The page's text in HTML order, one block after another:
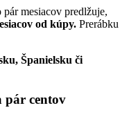
mesiacov predlžuje,
od kúpy. Prerábku
Španielsku či
pár centov